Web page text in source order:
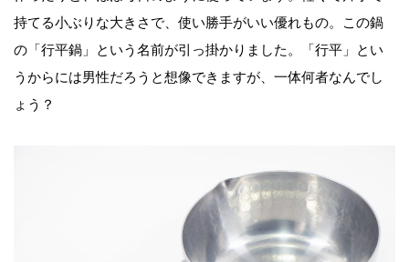
持てる小ぶりな大きさで、使い勝手がいい優れもの。この鍋
の「行平鍋」という名前が引っ掛かりました。「行平」とい
うからには男性だろうと想像できますが、一体何者なんでし
ょう？